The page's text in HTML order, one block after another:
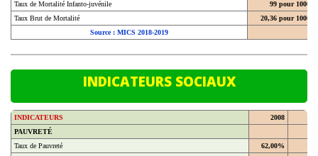
Taux Brut de Mortalité
20,36 pour 1000
Source : MICS 2018-2019
INDICATEURS SOCIAUX
INDICATEURS 2008
PAUVRETÉ
Taux de Pauvreté
62,00%
En milieu urbain
49,60%